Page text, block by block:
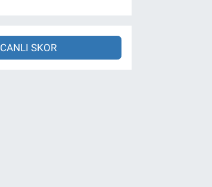
CANLI SKOR